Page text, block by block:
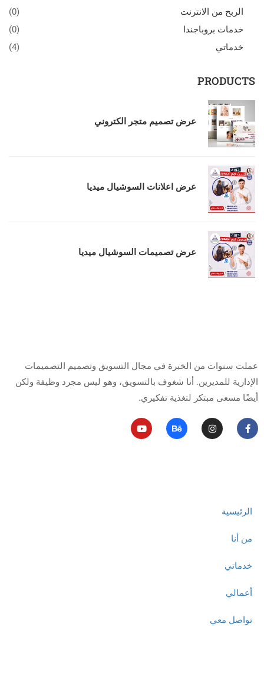
الربح من الانترنت
(0)
خدمات بروباجندا
(0)
خدماتي
(4)
PRODUCTS
عرض تصميم متجر الكتروني
عرض اعلانات السوشيال ميديا
عرض تصميمات السوشيال ميديا
عملت سنوات من الخبرة في مجال التسويق وتصميم التصميمات
الإدارية للمديرين. أنا شغوف بالتسويق، وهو ليس مجرد وظيفة ولكن
أيضًا مسعى مبتكر لتغذية تفكيري.
الرئيسية
من أنا
خدماتي
أعمالي
تواصل معي